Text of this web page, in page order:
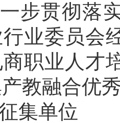
步贯彻落
业委员会
职业人才
教融合优
集单位